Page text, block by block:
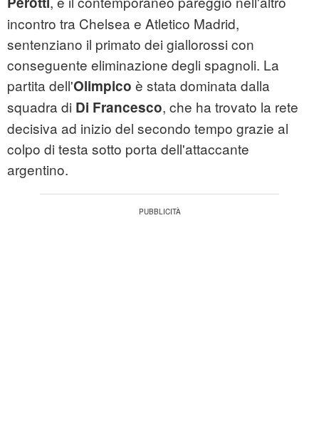
incontro tra Chelsea e Atletico Madrid,
sentenziano il primato dei giallorossi con
conseguente eliminazione degli spagnoli. La
partita dell'Olimpico è stata dominata dalla
squadra di Di Francesco, che ha trovato la rete
decisiva ad inizio del secondo tempo grazie al
colpo di testa sotto porta dell'attaccante
argentino.